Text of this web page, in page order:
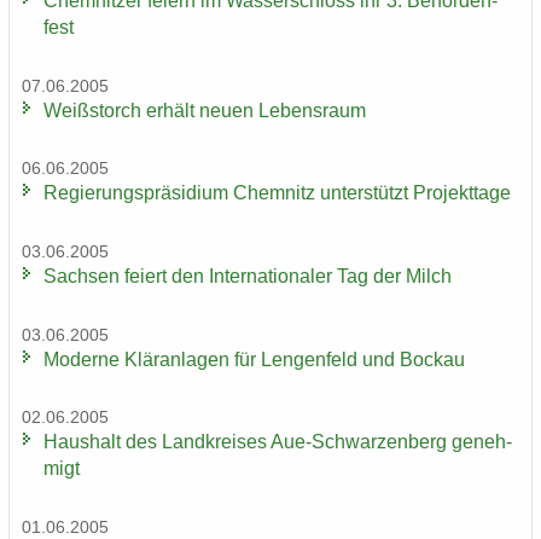
fest
07.06.2005
Weiß­storch er­hält neuen Le­bens­raum
06.06.2005
Re­gie­rungs­prä­si­di­um Chem­nitz un­ter­stützt Pro­jekt­ta­ge
03.06.2005
Sach­sen fei­ert den In­ter­na­tio­na­ler Tag der Milch
03.06.2005
Mo­der­ne Klär­an­la­gen für Len­gen­feld und Bo­ckau
02.06.2005
Haus­halt des Land­krei­ses Aue-​Schwarzenberg ge­neh­
migt
01.06.2005